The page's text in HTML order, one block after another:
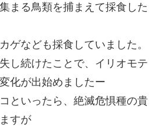
まる鳥類を捕まえて採食した
ゲなども採食していました。
し続けたことで、イリオモテ
化が出始めましたー
といったら、絶滅危惧種の貴
すが